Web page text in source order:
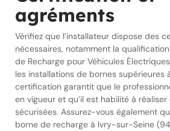
agréments
Vérifiez que l’installateur dispose des
nécessaires, notamment la
de Recharge pour Véhicules
les installations de bornes supérieures
certification garantit que le
en vigueur et qu’il est habilité à
sécurisées. Assurez-vous également
borne de recharge à Ivry-sur-Seine